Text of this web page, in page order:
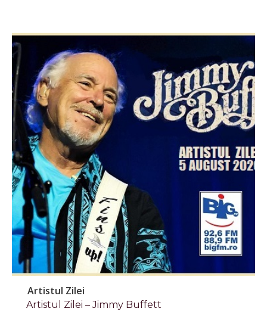
Artistul Zilei
Artistul Zilei – Jimmy Buffett